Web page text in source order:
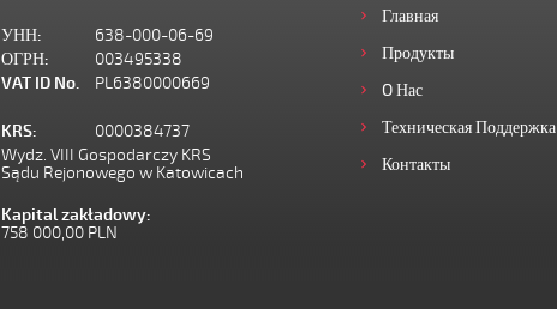
УНН:
638-000-06-69
ОГРН:
003495338
VAT ID No.
PL6380000669
KRS:
0000384737
Wydz. VIII Gospodarczy KRS
Sądu Rejonowego w Katowicach
Kapital zakładowy:
758 000,00 PLN
Главная
Продукты
O Нас
Техническая Поддержка
Контакты